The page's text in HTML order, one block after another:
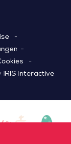
IRIS Interactive